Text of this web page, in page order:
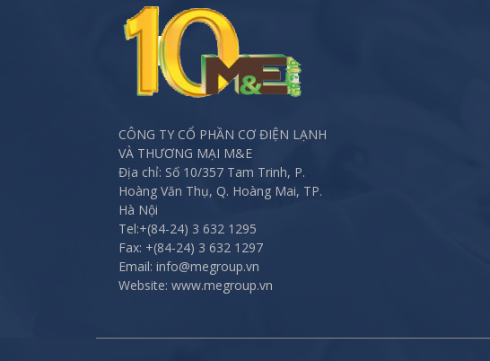
CÔNG TY CỔ PHẦN CƠ ĐIỆN LẠNH
VÀ THƯƠNG MẠI M&E
Địa chỉ: Số 10/357 Tam Trinh, P.
Hoàng Văn Thụ, Q. Hoàng Mai, TP.
Hà Nội
Tel:+(84-24) 3 632 1295
Fax: +(84-24) 3 632 1297
Email: info@megroup.vn
Website: www.megroup.vn